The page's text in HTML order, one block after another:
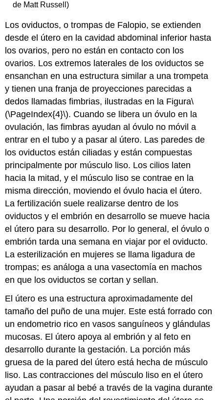
de Matt Russell)
Losoviductos, o trompas de Falopio, se extienden
desde el útero en la cavidad abdominal inferior hasta
los ovarios, pero no están en contacto con los
ovarios. Los extremos laterales de los oviductos se
ensanchan en una estructura similar a una trompeta
y tienen una franja de proyecciones parecidas a
dedos llamadas fimbrias, ilustradas en la Figura\
(\PageIndex{4}\). Cuando se libera un óvulo en la
ovulación, las fimbras ayudan al óvulo no móvil a
entrar en el tubo y a pasar al útero. Las paredes de
los oviductos están ciliadas y están compuestas
principalmente por músculo liso. Los cilios laten
hacia la mitad, y el músculo liso se contrae en la
misma dirección, moviendo el óvulo hacia el útero.
La fertilización suele realizarse dentro de los
oviductos y el embrión en desarrollo se mueve hacia
el útero para su desarrollo. Por lo general, el óvulo o
embrión tarda una semana en viajar por el oviducto.
La esterilización en mujeres se llama ligadura de
trompas; es análoga a una vasectomía en machos
en que los oviductos se cortan y sellan.
El útero es una estructura aproximadamente del
tamaño del puño de una mujer. Este está forrado con
un endometrio rico en vasos sanguíneos y glándulas
mucosas. El útero apoya al embrión y al feto en
desarrollo durante la gestación. La porción más
gruesa de la pared del útero está hecha de músculo
liso. Las contracciones del músculo liso en el útero
ayudan a pasar al bebé a través de la vagina durante